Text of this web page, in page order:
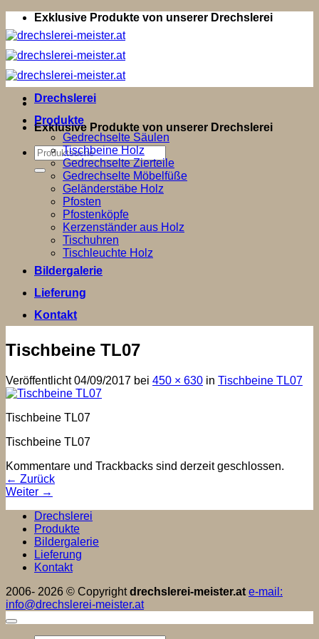
Zum
Inhalt
springen
Exklusive Produkte von unserer Drechslerei
Exklusive Produkte von unserer Drechslerei
Suchen
nach:
Drechslerei
Produkte
Gedrechselte Säulen
Tischbeine Holz
Gedrechselte Zierteile
Gedrechselte Möbelfüße
Geländerstäbe Holz
Pfosten
Pfostenköpfe
Kerzenständer aus Holz
Tischuhren
Tischleuchte Holz
Bildergalerie
Lieferung
Kontakt
Tischbeine TL07
Veröffentlicht04/09/2017 bei 450 × 630 in Tischbeine TL07
Tischbeine TL07
Tischbeine TL07
Kommentare und Trackbacks sind derzeit geschlossen.
← Zurück
Weiter →
Drechslerei
Produkte
Bildergalerie
Lieferung
Kontakt
2006- 2026 © Copyrightdrechslerei-meister.at e-mail:
info@drechslerei-meister.at